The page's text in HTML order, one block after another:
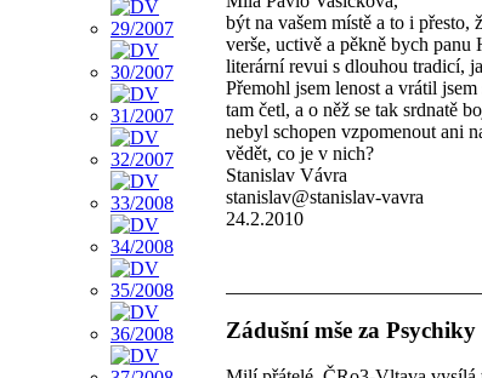
být na vašem místě a to i přesto,
verše, uctivě a pěkně bych
literární revui s dlouhou tradicí,
Přemohl jsem lenost a vrátil
tam četl, a o něž se tak srdnatě
nebyl schopen vzpomenout ani
vědět, co je v nich?
Stanislav Vávra
stanislav@stanislav-vavra
24.2.2010
Zádušní mše za Psychiky